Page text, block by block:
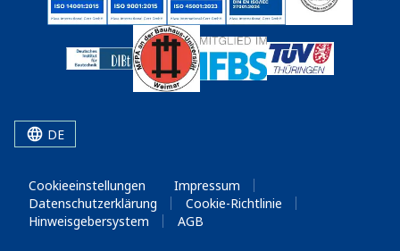
DE
Cookieeinstellungen
Impressum
Datenschutzerklärung
Cookie-Richtlinie
Hinweisgebersystem
AGB